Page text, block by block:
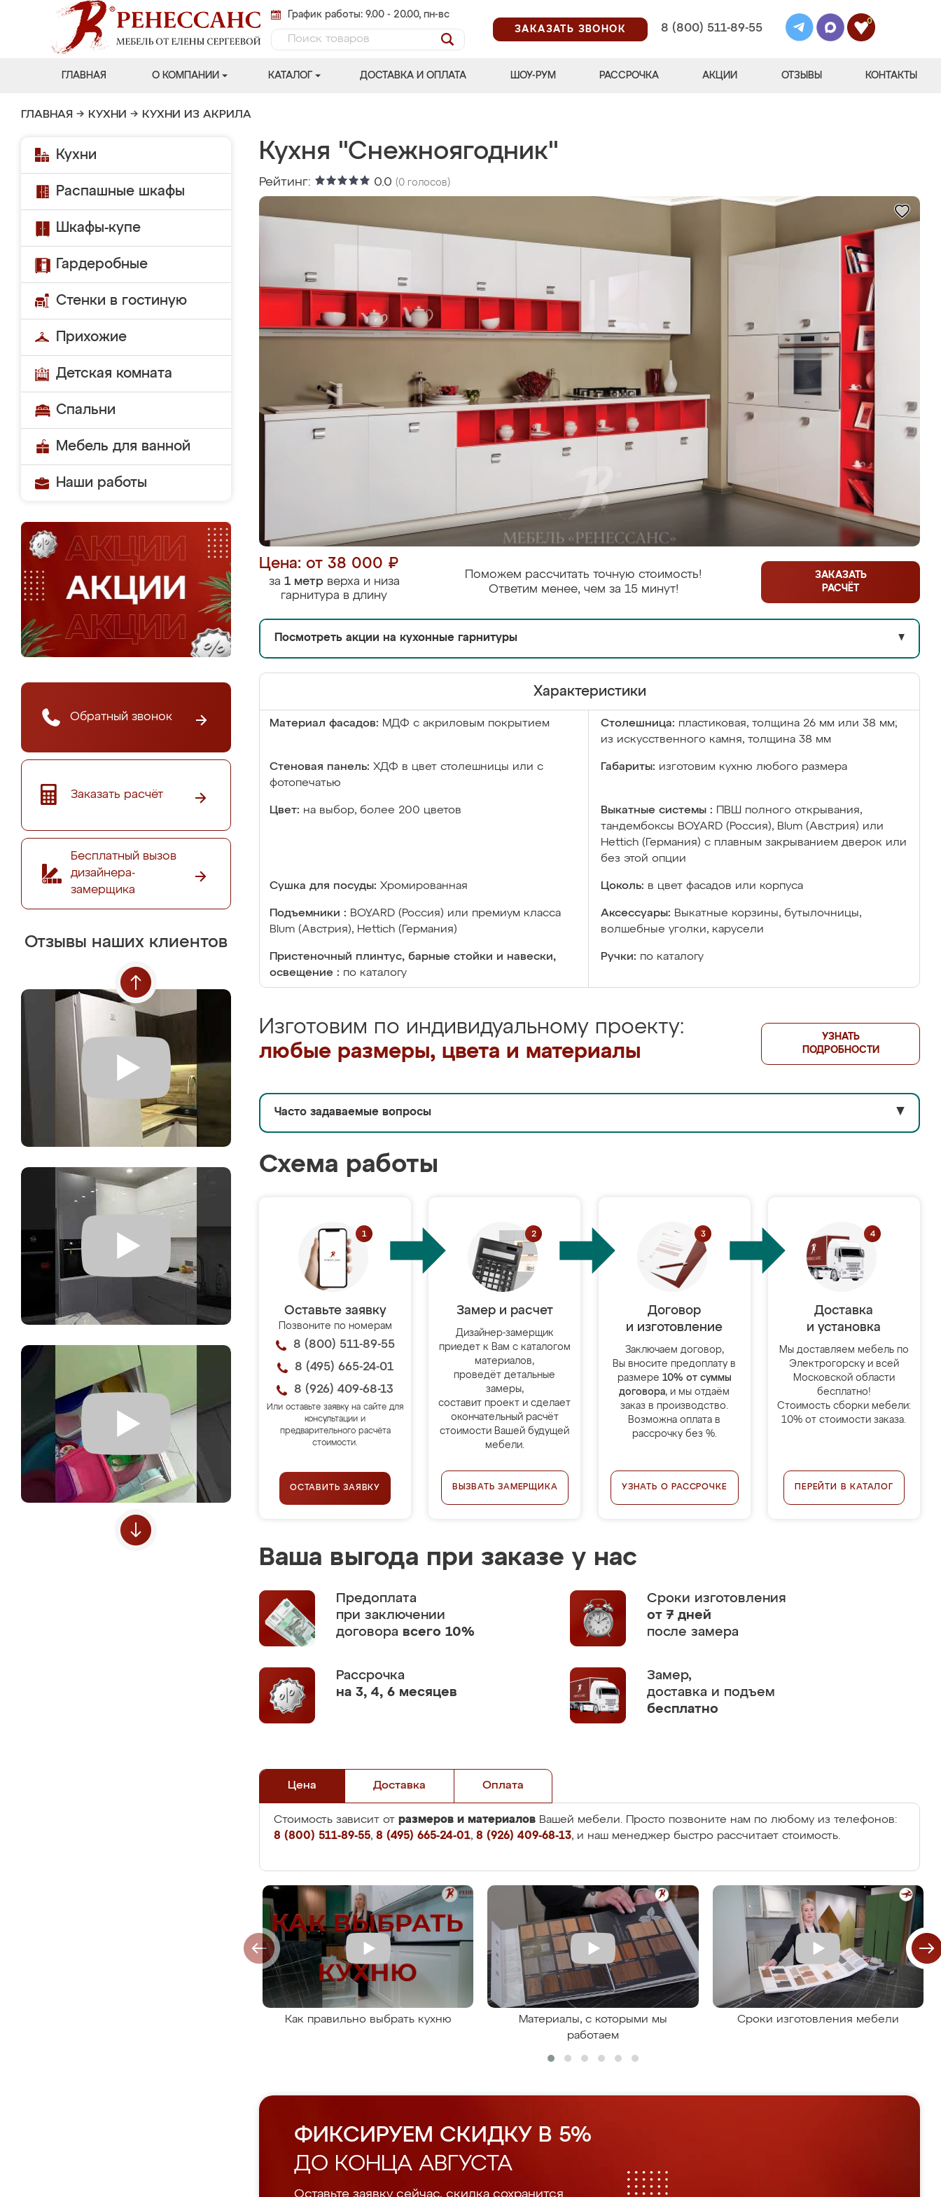
График работы: 9.00 - 20.00, пн-вс
ЗАКАЗАТЬ ЗВОНОК
8 (800) 511-89-55
0
ГЛАВНАЯ О КОМПАНИИ КАТАЛОГ ДОСТАВКА И ОПЛАТА ШОУ-РУМ РАССРОЧКА АКЦИИ ОТЗЫВЫ КОНТАКТЫ
ГЛАВНАЯ → КУХНИ → КУХНИ ИЗ АКРИЛА
Кухни
Распашные шкафы
Шкафы-купе
Гардеробные
Стенки в гостиную
Прихожие
Детская комната
Спальни
Мебель для ванной
Наши работы
Обратный звонок
Заказать расчёт
Бесплатный вызов
дизайнера-
замерщика
Отзывы наших клиентов
Кухня "Снежноягодник"
Рейтинг: 0.0 (0 голосов)
Цена: от 38 000 ₽
за 1 метрверха и низа
гарнитура в длину
Поможем рассчитать точную стоимость!
Ответим менее, чем за 15 минут!
ЗАКАЗАТЬ
РАСЧЁТ
Посмотреть акции на кухонные гарнитуры ▼
Характеристики
Материал фасадов: МДФ с акриловым покрытием Столешница: пластиковая, толщина 26 мм или 38 мм;
из искусственного камня, толщина 38 мм
Стеновая панель: ХДФ в цвет столешницы или с
фотопечатью
Габариты: изготовим кухню любого размера
Цвет: на выбор, более 200 цветов Выкатные системы :
ПВШ полного открывания,
тандембоксы BOYARD (Россия), Blum (Австрия) или
Hettich (Германия) с плавным закрыванием дверок или
без этой опции
Сушка для посуды: Хромированная Цоколь: в цвет фасадов или корпуса
Подъемники : BOYARD (Россия) или премиум класса
Blum (Австрия), Hettich (Германия)
Аксессуары: Выкатные корзины, бутылочницы,
волшебные уголки, карусели
Пристеночный плинтус, барные стойки и навески,
освещение : по каталогу
Ручки: по каталогу
Изготовим по индивидуальному проекту:
любые размеры, цвета и материалы
УЗНАТЬ
ПОДРОБНОСТИ
Часто задаваемые вопросы ▼
Схема работы
Оставьте заявку
Позвоните по номерам
8 (800) 511-89-55
8 (495) 665-24-01
8 (926) 409-68-13
Или оставьте заявку на сайте для
консультации и
предварительного расчёта
стоимости.
ОСТАВИТЬ ЗАЯВКУ
Замер и расчет
Дизайнер-замерщик
приедет к Вам с каталогом
материалов,
проведёт детальные
замеры,
составит проект и сделает
окончательный расчёт
стоимости Вашей будущей
мебели.
ВЫЗВАТЬ ЗАМЕРЩИКА
Договор
и изготовление
Заключаем договор,
Вы вносите предоплату в
размере 10% от суммы
договора, и мы отдаём
заказ в производство.
Возможна оплата в
рассрочку без %.
УЗНАТЬ О РАССРОЧКЕ
Доставка
и установка
Мы доставляем мебель по
Электрогорску и всей
Московской области
бесплатно!
Стоимость сборки мебели:
10% от стоимости заказа.
ПЕРЕЙТИ В КАТАЛОГ
Ваша выгода при заказе у нас
Предоплата
при заключении
договора всего 10%
Сроки изготовления
от 7 дней
после замера
Рассрочка
на 3, 4, 6 месяцев
Замер,
доставка и подъем
бесплатно
Цена Доставка Оплата
Стоимость зависит от размеров и материалов Вашей мебели. Просто позвоните нам по любому из телефонов:
8 (800) 511-89-55, 8 (495) 665-24-01, 8 (926) 409-68-13, и наш менеджер быстро рассчитает стоимость.
Как правильно выбрать кухню
Материалы, с которыми мы
работаем
Сроки изготовления мебели
ФИКСИРУЕМ СКИДКУ В 5%
ДО КОНЦА АВГУСТА
Оставьте заявку сейчас, скидка сохранится.